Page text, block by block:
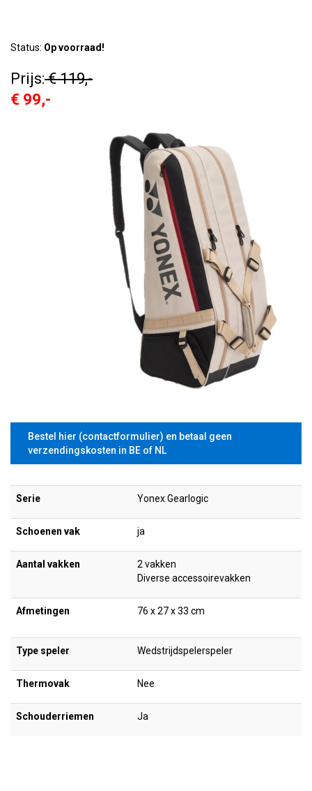
Status: Op voorraad!
Prijs:€ 119,-
€ 99,-
Bestel hier (contactformulier) en betaal geen
verzendingskosten in BE of NL
Serie Yonex Gearlogic
Schoenen vak ja
Aantal vakken
2 vakken
Diverse accessoirevakken
Afmetingen 76 x 27 x 33 cm
Type speler Wedstrijdspelerspeler
Thermovak Nee
Schouderriemen Ja